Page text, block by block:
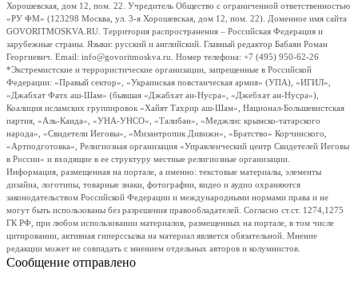
Хорошевская, дом 12, пом. 22. Учредитель Общество с ограниченной ответственностью
«РУ ФМ» (123298 Москва, ул. 3-я Хорошевская, дом 12, пом. 22). Доменное имя сайта
GOVORITMOSKVA.RU. Территория распространения – Российская Федерация и
зарубежные страны. Языки: русский и английский. Главный редактор Бабаян Роман
Георгиевич. Email: info@govoritmoskva.ru. Номер телефона: +7 (495) 950-62-26
*Экстремистские и террористические организации, запрещенные в Российской
Федерации: «Правый сектор», «Украинская повстанческая армия» (УПА), «ИГИЛ»,
«Джабхат Фатх аш-Шам» (бывшая «Джабхат ан-Нусра», «Джебхат ан-Нусра»),
Коалиция исламских группировок «Хайят Тахрир аш-Шам», Национал-Большевистская
партия, «Аль-Каида», «УНА-УНСО», «Талибан», «Меджлис крымско-татарского
народа», «Свидетели Иеговы», «Мизантропик Дивижн», «Братство» Корчинского,
«Артподготовка», Религиозная организация «Управленческий центр Свидетелей Иеговы
в России» и входящие в ее структуру местные религиозные организации.
Информация, размещенная на портале, а именно: текстовые материалы, элементы
дизайна, логотипы, товарные знаки, фотографии, видео и аудио охраняются
законодательством Российской Федерации и международными нормами права и не
могут быть использованы без разрешения правообладателей. Согласно ст.ст. 1274,1275
ГК РФ, при любом использовании материалов, размещенных на портале, в том числе
цитировании, активная гиперссылка на материал является обязательной. Мнение
редакции может не совпадать с мнением отдельных авторов и колумнистов.
Сообщение отправлено